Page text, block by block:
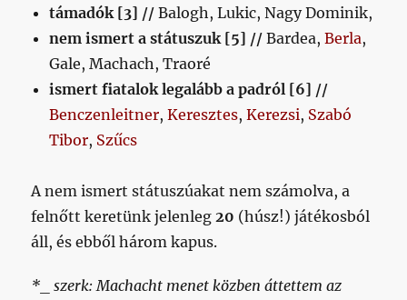
támadók [3] // Balogh, Lukic, Nagy Dominik,
nem ismert a státuszuk [5] // Bardea,Berla,
Gale, Machach, Traoré
ismert fiatalok legalább a padról [6] //
Benczenleitner,Keresztes,Kerezsi, Szabó
Tibor, Szűcs
A nem ismert státuszúakat nem számolva, a
felnőtt keretünk jelenleg 20 (húsz!) játékosból
áll, és ebből három kapus.
*_ szerk: Machacht menet közben áttettem az